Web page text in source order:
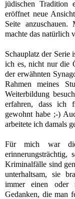
jüdischen Tradition
eröffnet neue
Seite
machte das natürlich
Schauplatz der Serie
ich es, nicht nur die
der erwähnten
Rahmen meines
Weiterbildung
erfahren, dass ich
gewohnt habe ;-)
arbeitete ich damals
Für mich war
erinnerungsträchtig,
Kriminalfälle sind
unterhaltsam, sie
immer einen oder
Gedanken, die man